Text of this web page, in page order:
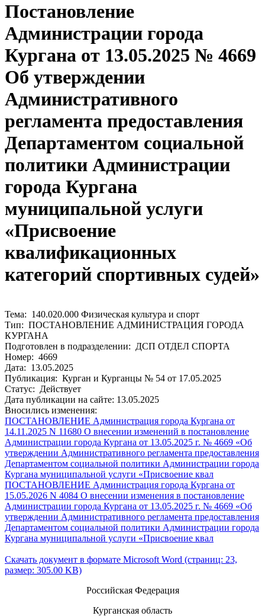
Постановление
Администрации города
Кургана от 13.05.2025 № 4669
Об утверждении
Административного
регламента предоставления
Департаментом социальной
политики Администрации
города Кургана
муниципальной услуги
«Присвоение
квалификационных
категорий спортивных судей»
Тема: 140.020.000 Физическая культура и спорт
Тип: ПОСТАНОВЛЕНИЕ АДМИНИСТРАЦИЯ ГОРОДА
КУРГАНА
Подготовлен в подразделении: ДСП ОТДЕЛ СПОРТА
Номер: 4669
Дата: 13.05.2025
Публикация: Курган и Курганцы № 54 от 17.05.2025
Статус: Действует
Дата публикации на сайте: 13.05.2025
Вносились изменения:
ПОСТАНОВЛЕНИЕ Администрация города Кургана от
14.11.2025 N 11680 О внесении изменений в постановление
Администрации города Кургана от 13.05.2025 г. № 4669 «Об
утверждении Административного регламента предоставления
Департаментом социальной политики Администрации города
Кургана муниципальной услуги «Присвоение квал
ПОСТАНОВЛЕНИЕ Администрация города Кургана от
15.05.2026 N 4084 О внесении изменения в постановление
Администрации города Кургана от 13.05.2025 г. № 4669 «Об
утверждении Административного регламента предоставления
Департаментом социальной политики Администрации города
Кургана муниципальной услуги «Присвоение квал
Скачать документ в формате Microsoft Word (страниц: 23,
размер: 305.00 KB)
Российская Федерация
Курганская область